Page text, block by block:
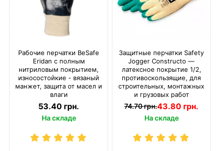
Рабочие перчатки BeSafe
Eridan с полным
нитриловым покрытием,
износостойкие - вязаный
манжет, защита от масел и
влаги
53.40 грн.
На складе
Защитные перчатки Safety
Jogger Constructo —
латексное покрытие 1/2,
противоскользящие, для
строительных, монтажных
и грузовых работ
43.80 грн.
74.70 грн.
На складе